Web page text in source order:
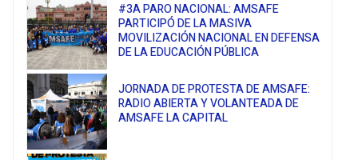
#3A PARO NACIONAL: AMSAFE
PARTICIPÓ DE LA MASIVA
MOVILIZACIÓN NACIONAL EN DEFENSA
DE LA EDUCACIÓN PÚBLICA
JORNADA DE PROTESTA DE AMSAFE:
RADIO ABIERTA Y VOLANTEADA DE
AMSAFE LA CAPITAL